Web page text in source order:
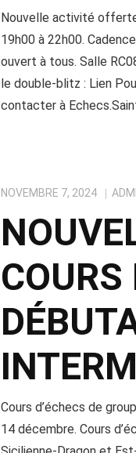
Nouvelle activité
19h00 à 22h00.
ouvert à tous. Salle
le double-blitz : Lien
contacter à
NOVEMBRE 7, 2024
COURS
Cours d’échecs de
14 décembre. Cours